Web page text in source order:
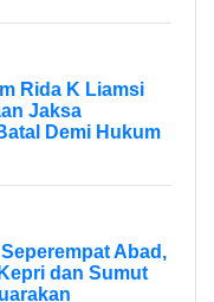
Rida K Liamsi
Jaksa
Demi Hukum
Abad,
dan Sumut